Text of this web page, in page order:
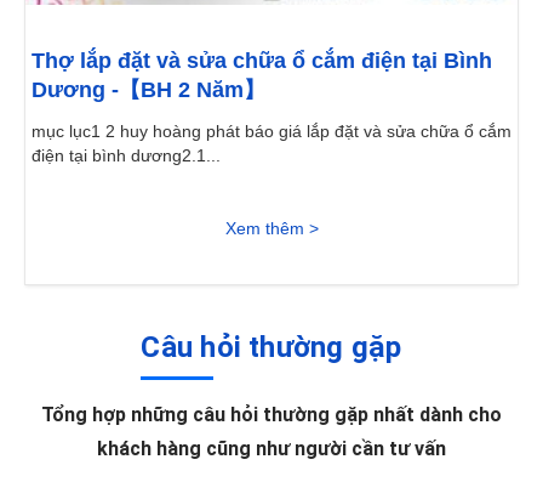
Thợ lắp đặt và sửa chữa ổ cắm điện tại Bình
Dương -【BH 2 Năm】
mục lục1 2 huy hoàng phát báo giá lắp đặt và sửa chữa ổ cắm
điện tại bình dương2.1...
Xem thêm >
Câu hỏi thường gặp
Tổng hợp những câu hỏi thường gặp nhất dành cho
khách hàng cũng như người cần tư vấn